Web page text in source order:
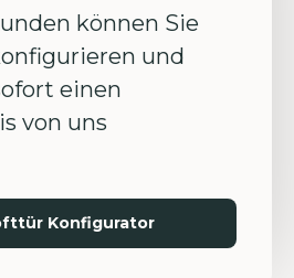
können Sie
und
einen
von uns
Konfigurator